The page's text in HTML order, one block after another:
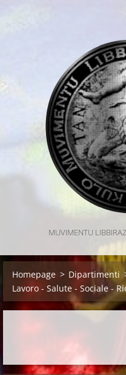
MUVIMENTU
Homepage > Dipartimenti
Lavoro - Salute - Sociale -